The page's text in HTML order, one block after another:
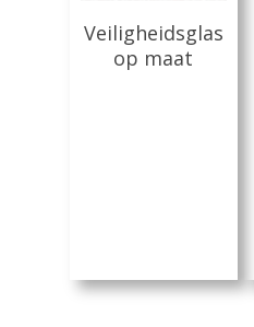
Lees Meer
Veiligheidsglas
op maat